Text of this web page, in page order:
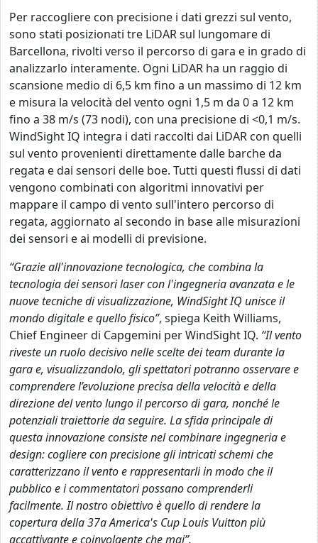
Per raccogliere con precisione i dati grezzi sul vento,
sono stati posizionati tre LiDAR sul lungomare di
Barcellona, rivolti verso il percorso di gara e in grado di
analizzarlo interamente. Ogni LiDAR ha un raggio di
scansione medio di 6,5 km fino a un massimo di 12 km
e misura la velocità del vento ogni 1,5 m da 0 a 12 km
fino a 38 m/s (73 nodi), con una precisione di <0,1 m/s.
WindSight IQ integra i dati raccolti dai LiDAR con quelli
sul vento provenienti direttamente dalle barche da
regata e dai sensori delle boe. Tutti questi flussi di dati
vengono combinati con algoritmi innovativi per
mappare il campo di vento sull'intero percorso di
regata, aggiornato al secondo in base alle misurazioni
dei sensori e ai modelli di previsione.
“Grazie all'innovazione tecnologica, che combina la
tecnologia dei sensori laser con l'ingegneria avanzata e le
nuove tecniche di visualizzazione, WindSight IQ unisce il
mondo digitale e quello fisico”, spiega Keith Williams,
Chief Engineer di Capgemini per WindSight IQ. “Il vento
riveste un ruolo decisivo nelle scelte dei team durante la
gara e, visualizzandolo, gli spettatori potranno osservare e
comprendere l’evoluzione precisa della velocità e della
direzione del vento lungo il percorso di gara, nonché le
potenziali traiettorie da seguire. La sfida principale di
questa innovazione consiste nel combinare ingegneria e
design: cogliere con precisione gli intricati schemi che
caratterizzano il vento e rappresentarli in modo che il
pubblico e i commentatori possano comprenderli
facilmente. Il nostro obiettivo è quello di rendere la
copertura della 37a America's Cup Louis Vuitton più
accattivante e coinvolgente che mai”.